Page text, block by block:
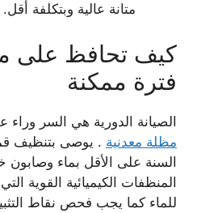
متانة عالية وبتكلفة أقل.
كيف تحافظ على
فترة ممكنة
الصيانة الدورية هي السر
مظلة معدنية . يوصى بتنظيف
السنة على الأقل بماء
المنظفات الكيميائية القوية
للماء كما يجب فحص نقاط